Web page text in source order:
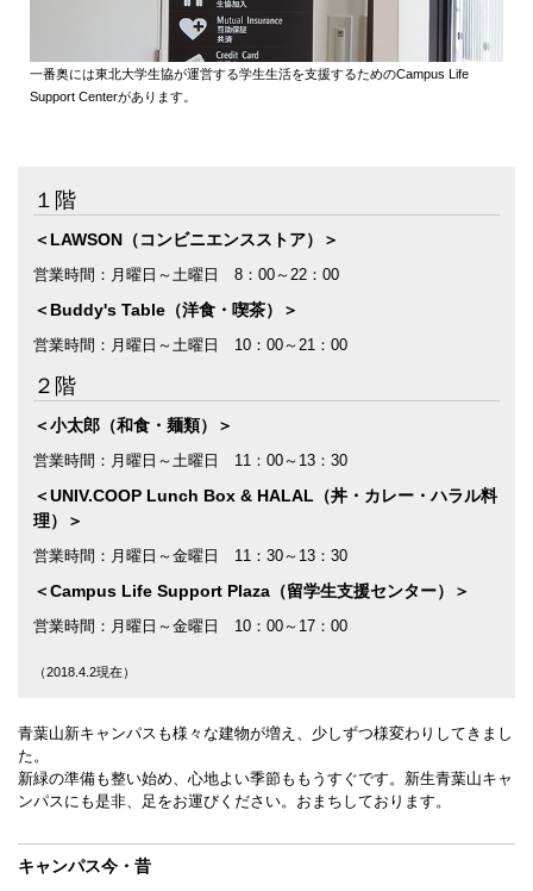
一番奥には東北大学生協が運営する学生生活を支援するためのCampus Life
Support Centerがあります。
１階
＜LAWSON（コンビニエンスストア）＞
営業時間：月曜日～土曜日 8：00～22：00
＜Buddy's Table（洋食・喫茶）＞
営業時間：月曜日～土曜日 10：00～21：00
２階
＜小太郎（和食・麺類）＞
営業時間：月曜日～土曜日 11：00～13：30
＜UNIV.COOP Lunch Box & HALAL（丼・カレー・ハラル料
理）＞
営業時間：月曜日～金曜日 11：30～13：30
＜Campus Life Support Plaza（留学生支援センター）＞
営業時間：月曜日～金曜日 10：00～17：00
（2018.4.2現在）
青葉山新キャンパスも様々な建物が増え、少しずつ様変わりしてきまし
た。
新緑の準備も整い始め、心地よい季節ももうすぐです。新生青葉山キャ
ンパスにも是非、足をお運びください。おまちしております。
キャンパス今・昔